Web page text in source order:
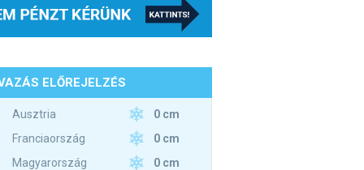
ELŐREJELZÉS
Ausztria
0 cm
Franciaország
0 cm
Magyarország
0 cm